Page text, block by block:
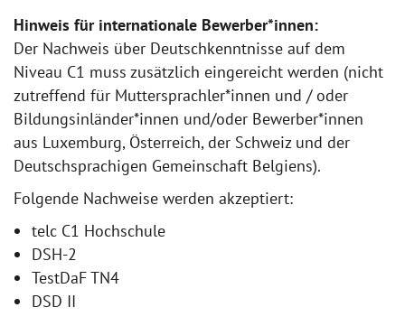
Hinweis für internationale Bewerber*innen:
Der Nachweis über Deutschkenntnisse auf dem
Niveau C1 muss zusätzlich eingereicht werden (nicht
zutreffend für Muttersprachler*innen und / oder
Bildungsinländer*innen und/oder Bewerber*innen
aus Luxemburg, Österreich, der Schweiz und der
Deutschsprachigen Gemeinschaft Belgiens).
Folgende Nachweise werden akzeptiert:
telc C1 Hochschule
DSH-2
TestDaF TN4
DSD II